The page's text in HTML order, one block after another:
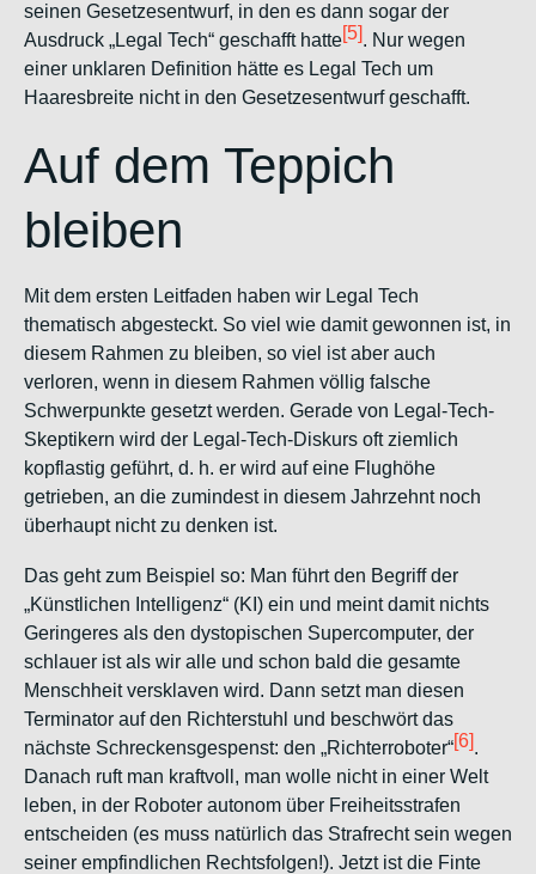
seinen Gesetzesentwurf, in den es dann sogar der
Ausdruck „Legal Tech“ geschafft hatte[5]. Nur wegen
einer unklaren Definition hätte es Legal Tech um
Haaresbreite nicht in den Gesetzesentwurf geschafft.
Auf dem Teppich
bleiben
Mit dem ersten Leitfaden haben wir Legal Tech
thematisch abgesteckt. So viel wie damit gewonnen ist, in
diesem Rahmen zu bleiben, so viel ist aber auch
verloren, wenn in diesem Rahmen völlig falsche
Schwerpunkte gesetzt werden. Gerade von Legal-Tech-
Skeptikern wird der Legal-Tech-Diskurs oft ziemlich
kopflastig geführt, d. h. er wird auf eine Flughöhe
getrieben, an die zumindest in diesem Jahrzehnt noch
überhaupt nicht zu denken ist.
Das geht zum Beispiel so: Man führt den Begriff der
„Künstlichen Intelligenz“ (KI) ein und meint damit nichts
Geringeres als den dystopischen Supercomputer, der
schlauer ist als wir alle und schon bald die gesamte
Menschheit versklaven wird. Dann setzt man diesen
Terminator auf den Richterstuhl und beschwört das
nächste Schreckensgespenst: den „Richterroboter“[6].
Danach ruft man kraftvoll, man wolle nicht in einer Welt
leben, in der Roboter autonom über Freiheitsstrafen
entscheiden (es muss natürlich das Strafrecht sein wegen
seiner empfindlichen Rechtsfolgen!). Jetzt ist die Finte